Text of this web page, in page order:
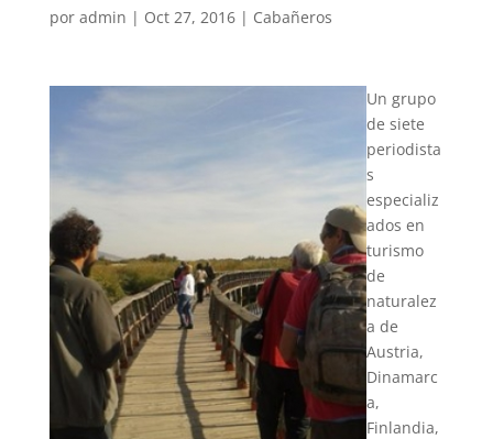
por admin | Oct 27, 2016| Cabañeros
Un grupo
de siete
periodista
s
especializ
ados en
turismo
de
naturalez
a de
Austria,
Dinamarc
a,
Finlandia,